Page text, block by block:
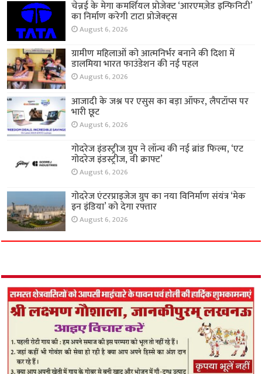
चेन्नई के मेगा कमर्शियल प्रोजेक्ट ‘आरएमज़ेड इन्फिनिटी’
का निर्माण करेगी टाटा प्रोजेक्ट्स
August 6, 2026
ग्रामीण महिलाओं को आत्मनिर्भर बनाने की दिशा में
डालमिया भारत फाउंडेशन की नई पहल
August 6, 2026
आजादी के जश्न पर एसुस का बड़ा ऑफर, लैपटॉप्स पर
भारी छूट
August 6, 2026
गोदरेज इंडस्ट्रीज ग्रुप ने लॉन्च की नई ब्रांड फिल्म, ‘एट
गोदरेज इंडस्ट्रीज, वी क्राफ्ट’
August 6, 2026
गोदरेज एंटरप्राइजेज ग्रुप का नया विनिर्माण संयंत्र ‘मेक
इन इंडिया’ को देगा रफ्तार
August 6, 2026